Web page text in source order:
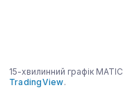
15-хвилинний графік
TradingView.